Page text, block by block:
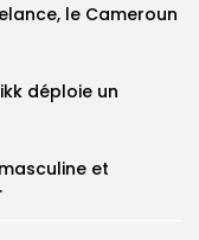
le Cameroun
déploie un
et